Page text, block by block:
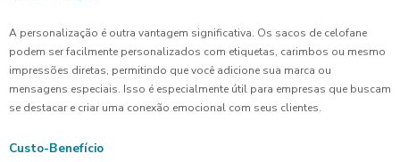
A personalização é outra vantagem significativa. Os sacos de celofane
podem ser facilmente personalizados com etiquetas, carimbos ou mesmo
impressões diretas, permitindo que você adicione sua marca ou
mensagens especiais. Isso é especialmente útil para empresas que buscam
se destacar e criar uma conexão emocional com seus clientes.
Custo-Benefício